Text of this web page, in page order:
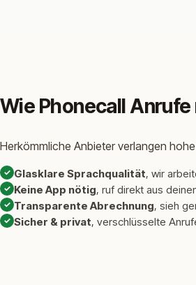
Wie Phonecall
Herkömmliche Anbieter verlangen
✓ Glasklare Sprachqualität, wir
✓ Keine App nötig, ruf direkt aus
✓ Transparente Abrechnung, sieh
✓ Sicher & privat, verschlüsselte